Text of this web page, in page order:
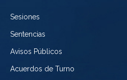
Sesiones
Sentencias
Avisos Públicos
Acuerdos de Turno